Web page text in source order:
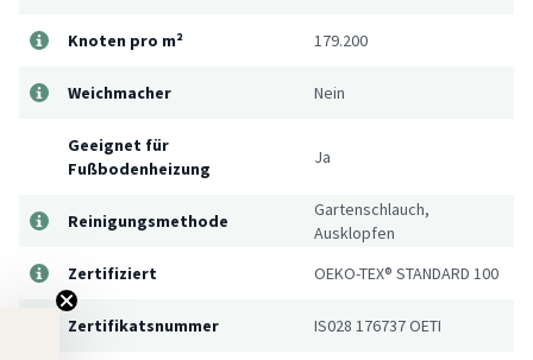
Knoten pro m² 179.200
Weichmacher Nein
Geeignet für
Fußbodenheizung
Ja
Reinigungsmethode
Gartenschlauch,
Ausklopfen
Zertifiziert
OEKO-TEX® STANDARD 100
Zertifikatsnummer IS028 176737 OETI